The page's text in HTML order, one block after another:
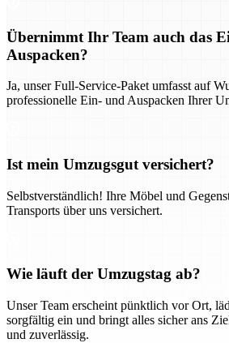
Übernimmt Ihr Team auch das
Auspacken?
Ja, unser Full-Service-Paket umfasst auf
professionelle Ein- und Auspacken Ihrer
Ist mein Umzugsgut versichert?
Selbstverständlich! Ihre Möbel und
Transports über uns versichert.
Wie läuft der Umzugstag ab?
Unser Team erscheint pünktlich vor Ort,
sorgfältig ein und bringt alles sicher ans
und zuverlässig.